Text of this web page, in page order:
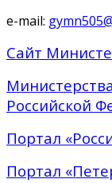
e-mail:
Сайт
Российской
Портал
Портал